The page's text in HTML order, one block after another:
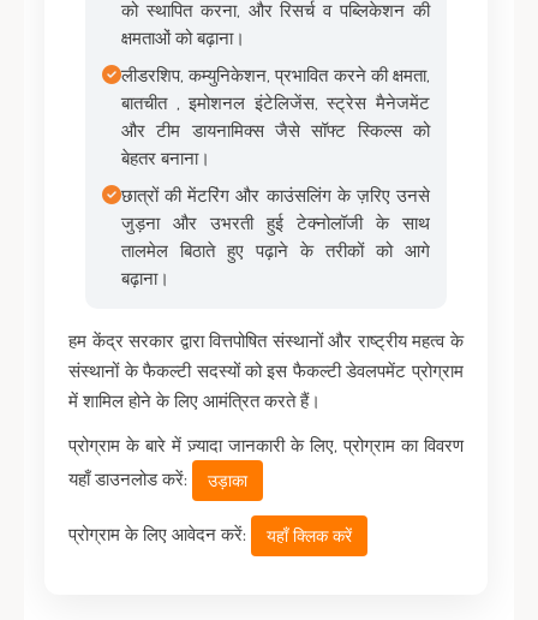
को स्थापित करना, और रिसर्च व पब्लिकेशन की
क्षमताओं को बढ़ाना।
लीडरशिप, कम्युनिकेशन, प्रभावित करने की क्षमता,
बातचीत , इमोशनल इंटेलिजेंस, स्ट्रेस मैनेजमेंट
और टीम डायनामिक्स जैसे सॉफ्ट स्किल्स को
बेहतर बनाना।
छात्रों की मेंटरिंग और काउंसलिंग के ज़रिए उनसे
जुड़ना और उभरती हुई टेक्नोलॉजी के साथ
तालमेल बिठाते हुए पढ़ाने के तरीकों को आगे
बढ़ाना।
हम केंद्र सरकार द्वारा वित्तपोषित संस्थानों और राष्ट्रीय महत्व के
संस्थानों के फैकल्टी सदस्यों को इस फैकल्टी डेवलपमेंट प्रोग्राम
में शामिल होने के लिए आमंत्रित करते हैं।
प्रोग्राम के बारे में ज़्यादा जानकारी के लिए, प्रोग्राम का विवरण
यहाँ डाउनलोड करें:
उड़ाका
प्रोग्राम के लिए आवेदन करें: यहाँ क्लिक करें